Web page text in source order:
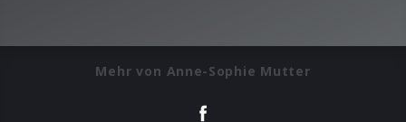
Mehr von Anne-Sophie Mutter